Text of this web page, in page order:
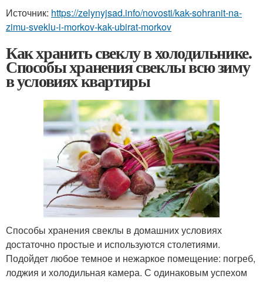
Источник: https://zelynyjsad.info/novosti/kak-sohranit-na-
zimu-sveklu-i-morkov-kak-ubirat-morkov
Как хранить свеклу в холодильнике.
Способы хранения свеклы всю зиму
в условиях квартиры
Способы хранения свеклы в домашних условиях
достаточно простые и используются столетиями.
Подойдет любое темное и нежаркое помещение: погреб,
лоджия и холодильная камера. С одинаковым успехом